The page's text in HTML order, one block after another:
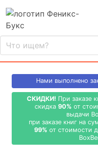
Нами выполнено
СКИДКИ! При заказе
скидка 90% от
выдачи
при заказе книг на
99% от стоимости